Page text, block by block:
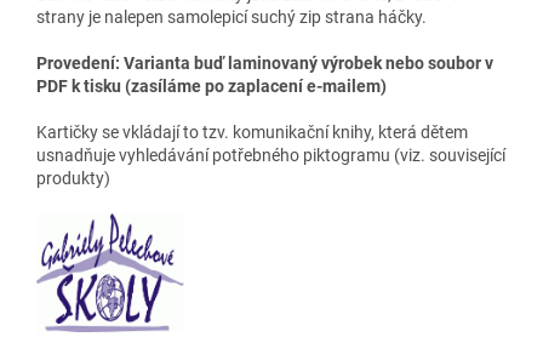
strany je nalepen samolepicí suchý zip strana háčky.
Provedení: Varianta buď laminovaný výrobek nebo soubor v
PDF k tisku (zasíláme po zaplacení e-mailem)
Kartičky se vkládají to tzv. komunikační knihy, která dětem
usnadňuje vyhledávání potřebného piktogramu (viz. související
produkty)